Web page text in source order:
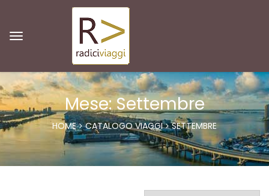
Mese: Settembre
HOME CATALOGO VIAGGI SETTEMBRE